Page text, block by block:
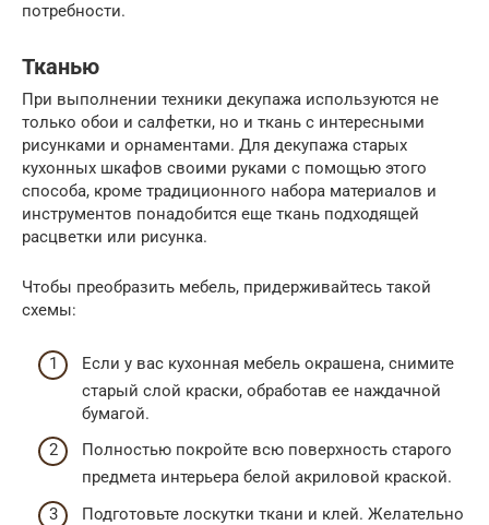
потребности.
Тканью
При выполнении техники декупажа используются не
только обои и салфетки, но и ткань с интересными
рисунками и орнаментами. Для декупажа старых
кухонных шкафов своими руками с помощью этого
способа, кроме традиционного набора материалов и
инструментов понадобится еще ткань подходящей
расцветки или рисунка.
Чтобы преобразить мебель, придерживайтесь такой
схемы:
Если у вас кухонная мебель окрашена, снимите
старый слой краски, обработав ее наждачной
бумагой.
Полностью покройте всю поверхность старого
предмета интерьера белой акриловой краской.
Подготовьте лоскутки ткани и клей. Желательно